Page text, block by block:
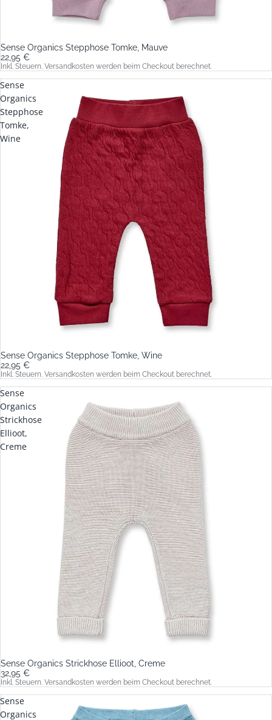
Sense Organics Stepphose Tomke, Mauve
22,95 €
Inkl. Steuern. Versandkosten werden beim Checkout berechnet.
Sense
Organics
Stepphose
Tomke,
Wine
Sense Organics Stepphose Tomke, Wine
22,95 €
Inkl. Steuern. Versandkosten werden beim Checkout berechnet.
Sense
Organics
Strickhose
Ellioot,
Creme
Sense Organics Strickhose Ellioot, Creme
32,95 €
Inkl. Steuern. Versandkosten werden beim Checkout berechnet.
Sense
Organics